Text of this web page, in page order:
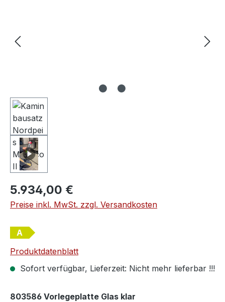
Regulärer Preis:
5.934,00 €
Preise inkl. MwSt. zzgl. Versandkosten
A
Produktdatenblatt
Sofort verfügbar, Lieferzeit: Nicht mehr lieferbar !!!
803586 Vorlegeplatte Glas klar